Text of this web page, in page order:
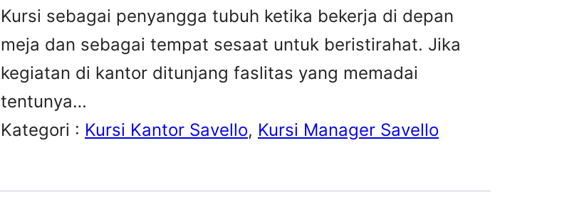
Kursi sebagai penyangga tubuh ketika bekerja di depan
meja dan sebagai tempat sesaat untuk beristirahat. Jika
kegiatan di kantor ditunjang faslitas yang memadai
tentunya…
Kategori : Kursi Kantor Savello, Kursi Manager Savello